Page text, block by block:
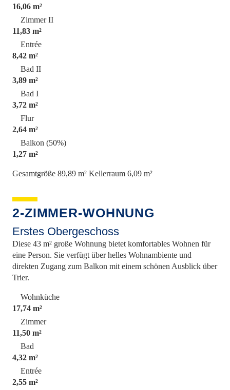
16,06 m²
Zimmer II
11,83 m²
Entrée
8,42 m²
Bad II
3,89 m²
Bad I
3,72 m²
Flur
2,64 m²
Balkon (50%)
1,27 m²
Gesamtgröße 89,89 m² Kellerraum 6,09 m²
2-ZIMMER-WOHNUNG
Erstes Obergeschoss
Diese 43 m² große Wohnung bietet komfortables Wohnen für
eine Person. Sie verfügt über helles Wohnambiente und
direkten Zugang zum Balkon mit einem schönen Ausblick über
Trier.
Wohnküche
17,74 m²
Zimmer
11,50 m²
Bad
4,32 m²
Entrée
2,55 m²